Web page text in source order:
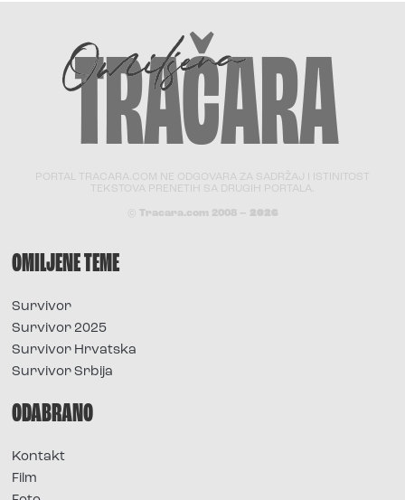
PORTAL TRACARA.COM NE ODGOVARA ZA SADRŽAJ I ISTINITOST
TEKSTOVA PRENETIH SA DRUGIH PORTALA.
© Tracara.com 2008 – 2026
OMILJENE TEME
Survivor
Survivor 2025
Survivor Hrvatska
Survivor Srbija
ODABRANO
Kontakt
Film